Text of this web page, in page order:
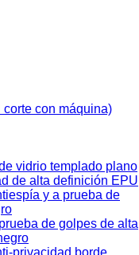
con máquina)
vidrio templado plano
de alta definición EPU
y a prueba de
de golpes de alta
privacidad borde